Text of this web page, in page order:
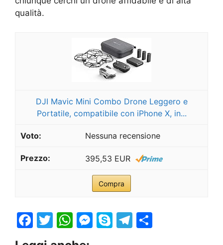
qualità.
DJI Mavic Mini Combo Drone Leggero e
Portatile, compatibile con iPhone X, in...
Nessuna recensione
395,53 EUR
Compra
F
T
W
h
M S
T